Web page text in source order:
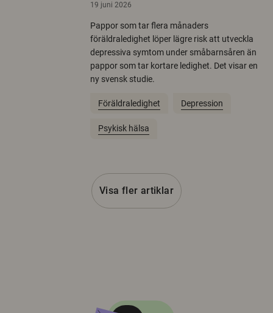
19 juni 2026
Pappor som tar flera månaders
föräldraledighet löper lägre risk att utveckla
depressiva symtom under småbarnsåren än
pappor som tar kortare ledighet. Det visar en
ny svensk studie.
Föräldraledighet Depression
Psykisk hälsa
Visa fler artiklar